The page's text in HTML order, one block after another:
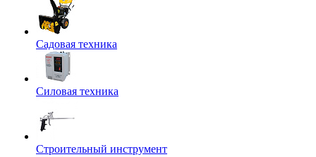
Садовая техника
Силовая техника
Строительный инструмент